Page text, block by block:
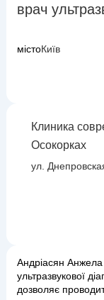
врач
містоКиїв
Клиника
Осокорках
ул.
Андріасян Анжела
ультразвукової
дозволяє